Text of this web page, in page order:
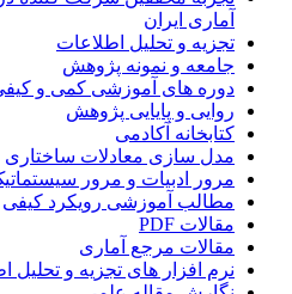
آماری ایران
تجزیه و تحلیل اطلاعات
جامعه و نمونه پژوهش
دوره های آموزشی کمی و
روایی و پایایی پژوهش
کتابخانه آکادمی
مدل سازی معادلات ساختاری
مرور ادبیات و مرور
مطالب آموزشی رویکرد کیفی
مقالات PDF
مقالات مرجع آماری
نرم افزار های تجزیه و تحلیل